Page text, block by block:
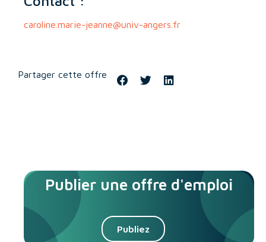
caroline.marie-jeanne@univ-angers.fr
Partager cette offre
Publier une offre d'emploi
Publiez